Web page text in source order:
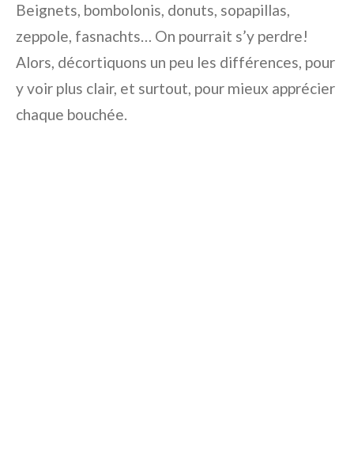
Beignets, bombolonis, donuts, sopapillas,
zeppole, fasnachts… On pourrait s’y perdre!
Alors, décortiquons un peu les différences, pour
y voir plus clair, et surtout, pour mieux apprécier
chaque bouchée.